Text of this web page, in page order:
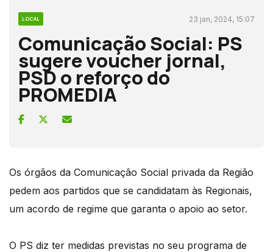
LOCAL 23 jan, 2024, 15:07
Comunicação Social: PS
sugere voucher jornal,
PSD o reforço do
PROMEDIA
Os órgãos da Comunicação Social privada da Região
pedem aos partidos que se candidatam às Regionais,
um acordo de regime que garanta o apoio ao setor.
O PS diz ter medidas previstas no seu programa de